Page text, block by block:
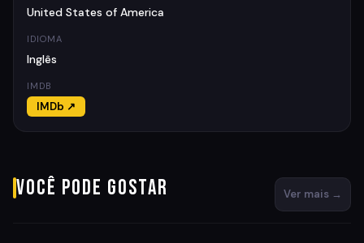
United States of America
IDIOMA
Inglês
IMDB
IMDb ↗
Você pode gostar Ver mais →